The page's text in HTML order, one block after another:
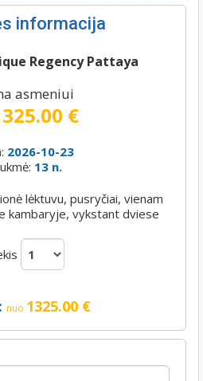
informacija
Regency Pattaya
asmeniui
€
2026-10-23
13 n.
lėktuvu, pusryčiai, vienam
kambaryje, vykstant dviese
nuo 1325.00€